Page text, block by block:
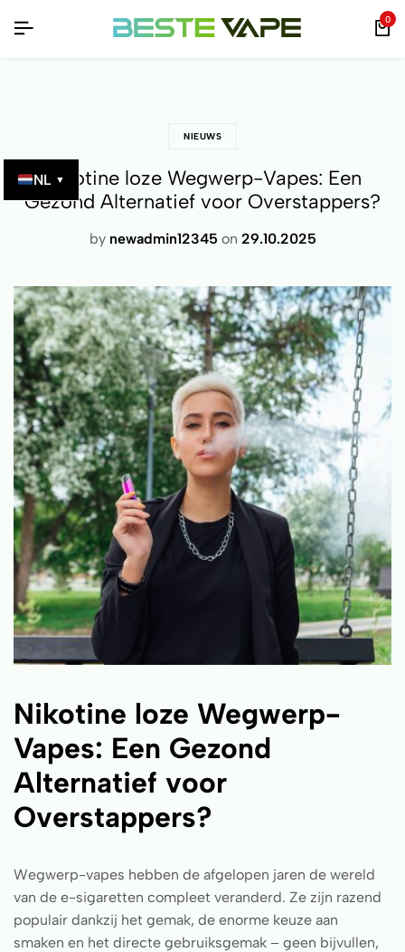
NL ▼
– VERIFIEERBAAR MET QR-CODE!
– VERIFIEERBAAR MET QR-CODE!
– VERIFIEERBAAR MET QR-CODE! 0
NIEUWS
Nikotine loze Wegwerp-Vapes: Een
Gezond Alternatief voor Overstappers?
by newadmin12345 on 29.10.2025
Nikotine loze Wegwerp-
Vapes: Een Gezond
Alternatief voor
Overstappers?
Wegwerp-vapes hebben de afgelopen jaren de wereld
van de e-sigaretten compleet veranderd. Ze zijn razend
populair dankzij het gemak, de enorme keuze aan
smaken en het directe gebruiksgemak – geen bijvullen,